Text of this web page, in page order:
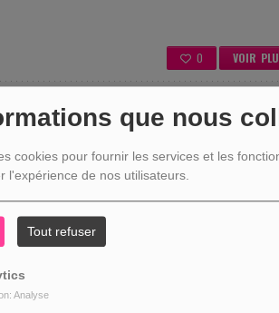
que nous
cookies pour fournir les services et les
l'expérience de nos utilisateurs.
Tout refuser
Analyse
VOIR
0
pour les conseils Jardinage tous les vendredis à